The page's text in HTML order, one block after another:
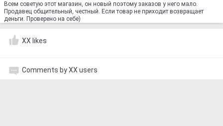
Всем советую этот магазин, он новый поэтому заказов у него мало.
Продавец общительный, честный. Если товар не приходит возвращает
деньги. Проверено на себе)
XX likes
Comments by XX users